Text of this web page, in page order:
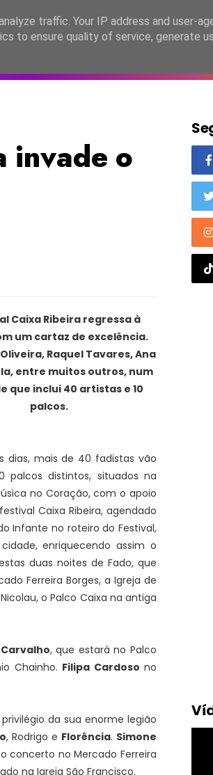
LANÇAMENTOS ESPECIAIS
invade o
Caixa Ribeira regressa à
um cartaz de excelência.
Raquel Tavares, Ana
entre muitos outros, num
que inclui 40 artistas e 10
palcos.
dias, mais de 40 fadistas vão
palcos distintos, situados na
no Coração, com o apoio
Caixa Ribeira, agendado
Infante no roteiro do Festival,
enriquecendo assim o
duas noites de Fado, que
Ferreira Borges, a Igreja de
o Palco Caixa na antiga
, que estará no Palco
Chainho. Filipa Cardoso no
da sua enorme legião
, Rodrigo e Florência. Simone
concerto no Mercado Ferreira
na Igreja São Francisco.
traffic. Your IP address and user-
to ensure quality of service, generate